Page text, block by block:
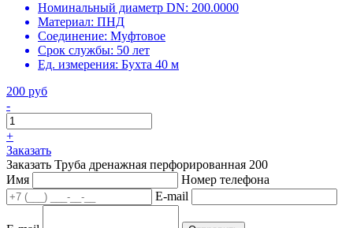
Номинальный диаметр DN: 200.0000
Материал: ПНД
Соединение: Муфтовое
Срок службы: 50 лет
Ед. измерения: Бухта 40 м
200 руб
-
+
Заказать
Заказать Труба дренажная перфорированная 200
Имя
Номер телефона
E-mail